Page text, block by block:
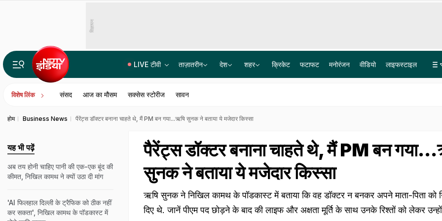
विज्ञापन
LIVE टीवी ताज़ातरीन देश शहर क्रिकेट फटाफट मनोरंजन वीडियो लाइफस्टाइल
विशेष लिंक संसद आज का मौसम सक्सेस स्टोरीज सावन
होम Business News पैरेंट्स डॉक्टर बनाना चाहते थे, मैं PM बन गया...ऋषि सुनक ने बताया ये मजेदार किस्सा
पैरेंट्स डॉक्टर बनाना चाहते थे, मैं PM बन
सुनक ने बताया ये मजेदार किस्सा
ऋषि सुनक ने निखिल कामथ के पॉडकास्ट में बताया कि वह डॉक्टर न बनकर अपने माता-पिता को
दिए थे. जानें पीएम पद छोड़ने के बाद की लाइफ और अक्षता मूर्ति के साथ उनके रिश्तों को लेकर
यह भी पढ़ें
अब तय होनी चाहिए पानी की एक-एक बूंद की
कीमत, निखिल कामथ ने क्यों उठा दी मांग
'AI फिलहाल दिल्ली के ट्रैफिक को ठीक नहीं
कर सकता', निखिल कामथ के पॉडकास्ट में